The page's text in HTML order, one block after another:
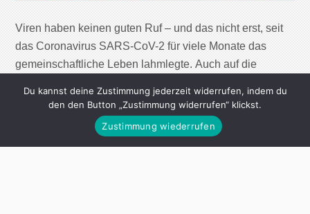
Viren haben keinen guten Ruf – und das nicht erst, seit
das Coronavirus SARS-CoV-2 für viele Monate das
gemeinschaftliche Leben lahmlegte. Auch auf die
Windpocken und schwerwiegendere Erkrankungen wie
Aids oder Ebola würde man gern verzichten. Doch was
wäre, wenn es keine Viren mehr gäbe? Es ist nicht lange
Du kannst deine Zustimmung jederzeit widerrufen, indem du
den den Button „Zustimmung widerrufen“ klickst.
Zustimmung wiederrufen